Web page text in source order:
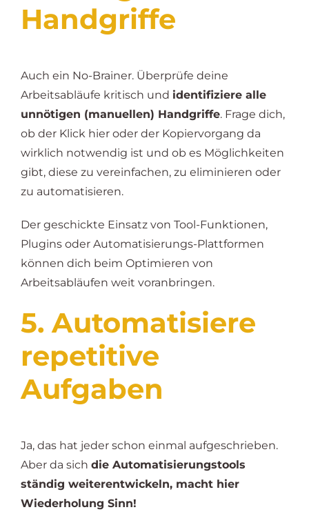
Handgriffe
Auch ein No-Brainer. Überprüfe deine
Arbeitsabläufe kritisch und identifiziere alle
unnötigen (manuellen) Handgriffe. Frage dich,
ob der Klick hier oder der Kopiervorgang da
wirklich notwendig ist und ob es Möglichkeiten
gibt, diese zu vereinfachen, zu eliminieren oder
zu automatisieren.
Der geschickte Einsatz von Tool-Funktionen,
Plugins oder Automatisierungs-Plattformen
können dich beim Optimieren von
Arbeitsabläufen weit voranbringen.
5. Automatisiere
repetitive
Aufgaben
Ja, das hat jeder schon einmal aufgeschrieben.
Aber da sich die Automatisierungstools
ständig weiterentwickeln, macht hier
Wiederholung Sinn!